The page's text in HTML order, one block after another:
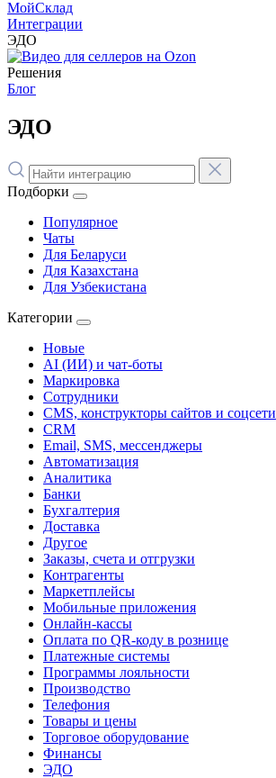
МойСклад
Интеграции
ЭДО
Решения
Блог
ЭДО
Подборки
Популярное
Чаты
Для Беларуси
Для Казахстана
Для Узбекистана
Категории
Новые
AI (ИИ) и чат-боты
Маркировка
Сотрудники
CMS, конструкторы сайтов и соцсети
CRM
Email, SMS, мессенджеры
Автоматизация
Аналитика
Банки
Бухгалтерия
Доставка
Другое
Заказы, счета и отгрузки
Контрагенты
Маркетплейсы
Мобильные приложения
Онлайн-кассы
Оплата по QR-коду в рознице
Платежные системы
Программы лояльности
Производство
Телефония
Товары и цены
Торговое оборудование
Финансы
ЭДО